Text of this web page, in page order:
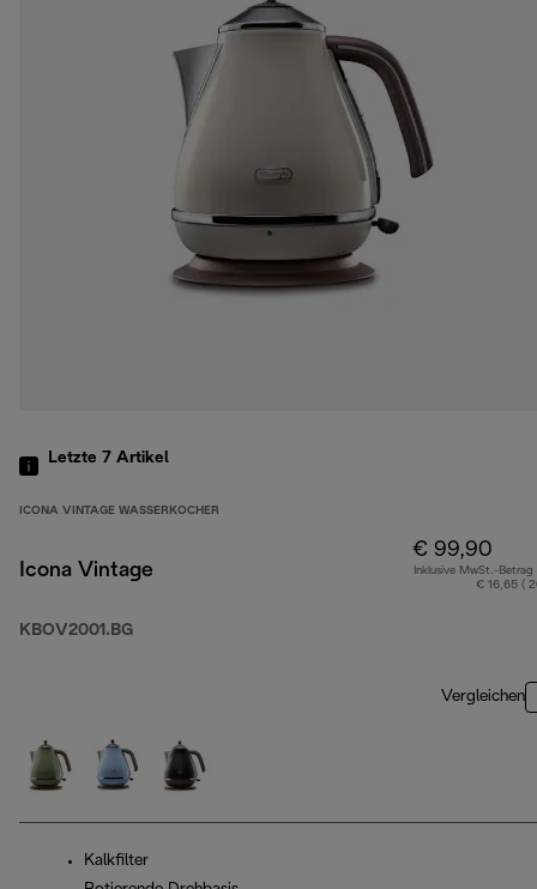
Letzte 7 Artikel
ICONA VINTAGE WASSERKOCHER
Icona Vintage
KBOV2001.BG
€ 99,90
Inklusive MwSt.-Betrag
€ 16,65 (
Vergleichen
Kalkfilter